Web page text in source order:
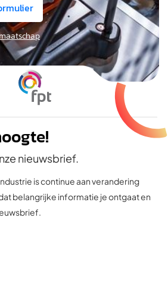
nieuwsbrief.
is continue aan verandering
belangrijke informatie je ontgaat en